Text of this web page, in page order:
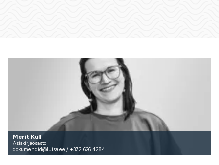
Merit Kull
Asiakirjaosasto
dokumendid@luisa.ee / +372 626 4284